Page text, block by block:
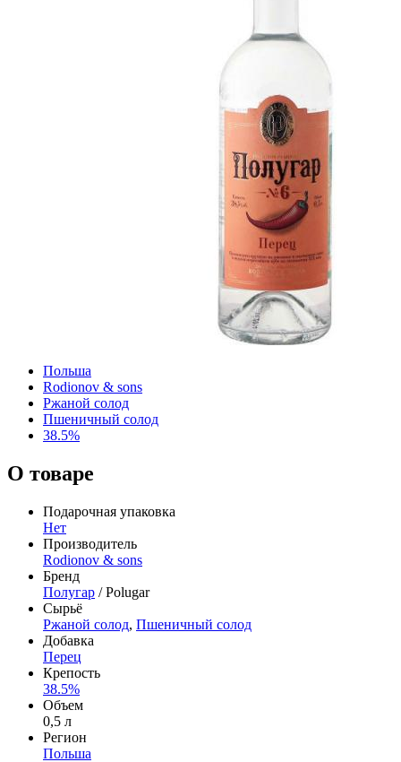
Польша
Rodionov & sons
Ржаной солод
Пшеничный солод
38.5%
О товаре
Подарочная упаковка
Нет
Производитель
Rodionov & sons
Бренд
Полугар / Polugar
Сырьё
Ржаной солод, Пшеничный солод
Добавка
Перец
Крепость
38.5%
Объем
0,5 л
Регион
Польша